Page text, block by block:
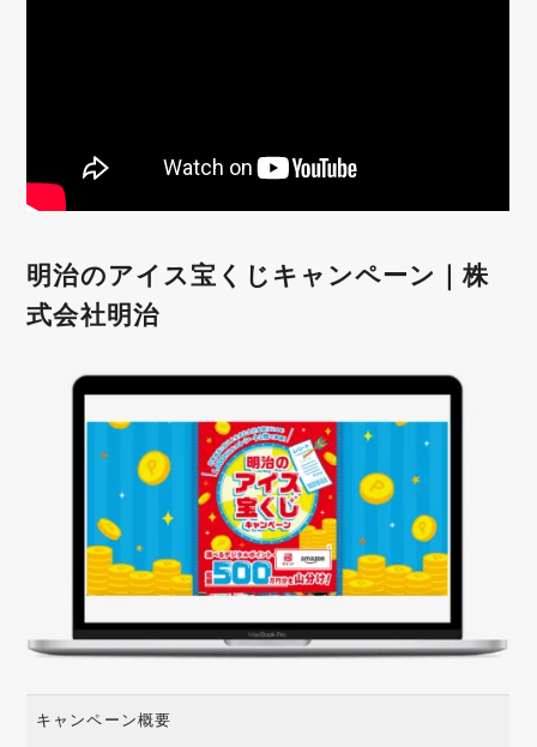
明治のアイス宝くじキャンペーン｜株
式会社明治
キャンペーン概要